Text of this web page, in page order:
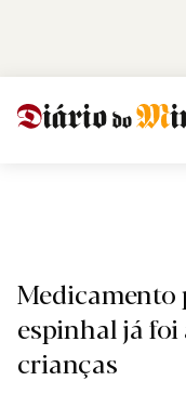
espinhal já
crianças